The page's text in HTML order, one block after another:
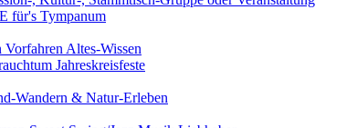
für's Tympanum
Altes-Wissen
Jahreskreisfeste
Wandern & Natur-Erleben